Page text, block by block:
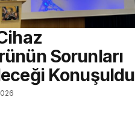
Sorunları
Konuşuldu